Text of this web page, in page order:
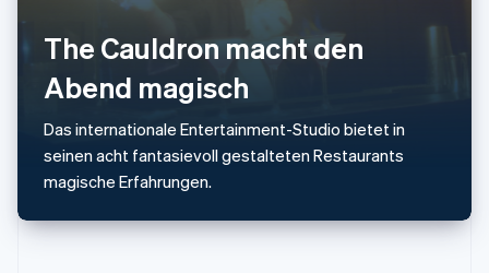
The Cauldron macht den
Abend magisch
Das internationale Entertainment-Studio bietet in
seinen acht fantasievoll gestalteten Restaurants
magische Erfahrungen.
English简体中文
Spanien
Español English
Thailand
ไทยEnglish
Tschechische Republik
English
Ungarn
Vereinigte Arabische Emirate